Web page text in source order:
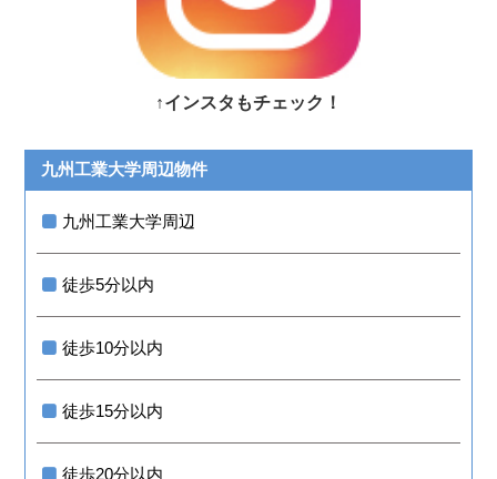
↑インスタもチェック！
九州工業大学周辺物件
九州工業大学周辺
徒歩5分以内
徒歩10分以内
徒歩15分以内
徒歩20分以内